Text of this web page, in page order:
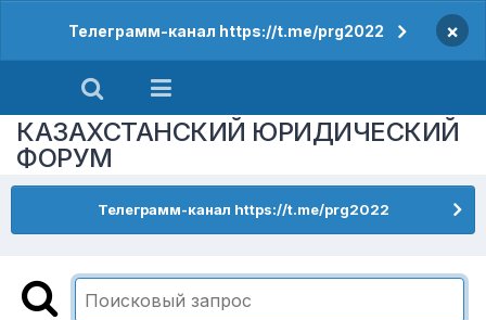
Телеграмм-канал https://t.me/prg2022 ×
КАЗАХСТАНСКИЙ ЮРИДИЧЕСКИЙ
ФОРУМ
Телеграмм-канал https://t.me/prg2022